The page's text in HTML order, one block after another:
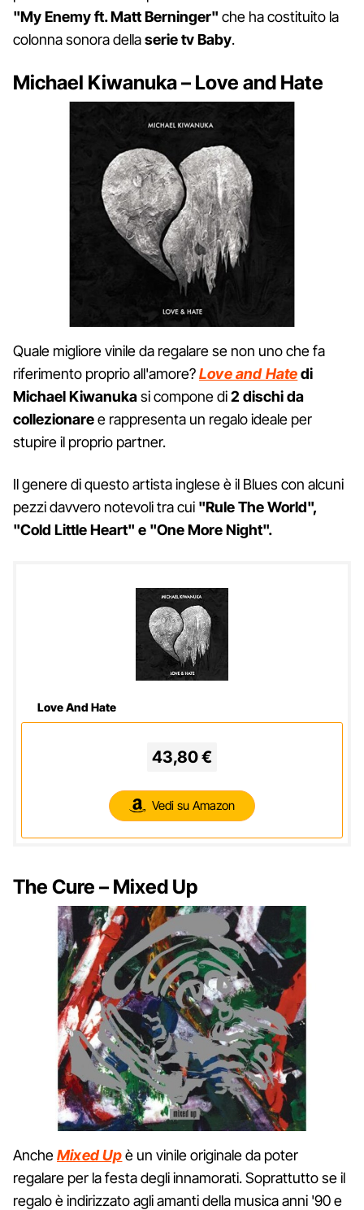
"My Enemy ft. Matt Berninger" che ha costituito la
colonna sonora dellaserie tv Baby.
Michael Kiwanuka – Love and Hate
Quale migliore vinile da regalare se non uno che fa
riferimento proprio all'amore?Love and Hatedi
Michael Kiwanukasi compone di2 dischi da
collezionaree rappresenta un regalo ideale per
stupire il proprio partner.
Il genere di questo artista inglese è il Blues con alcuni
pezzi davvero notevoli tra cui "Rule The World",
"Cold Little Heart" e "One More Night".
Love And Hate
43,80 €
Vedi su Amazon
The Cure – Mixed Up
AncheMixed Upè un vinile originale da poter
regalare per la festa degli innamorati. Soprattutto se il
regalo è indirizzato agli amanti della musica anni '90 e